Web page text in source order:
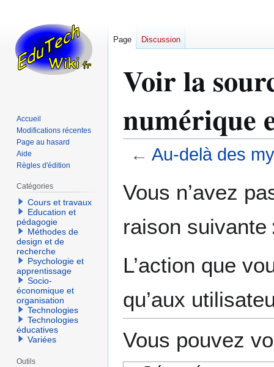
Voir la
numérique
← Au-delà des
à
navigation
à
recherche
Vous n’avez
raison suivante
L’action que
qu’aux
Vous pouvez
Page Discussion
Accueil
Modifications récentes
Page au hasard
Aide
Règles d'édition
Catégories
Cours et travaux
Education et
pédagogie
Méthodes de
design et de
recherche
Psychologie et
apprentissage
Socio-
économique et
organisation
Technologies
Technologies
éducatives
Variées
Outils